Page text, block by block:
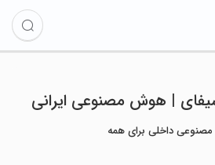
| هوش مصنوعی ایرانی
داخلی برای همه